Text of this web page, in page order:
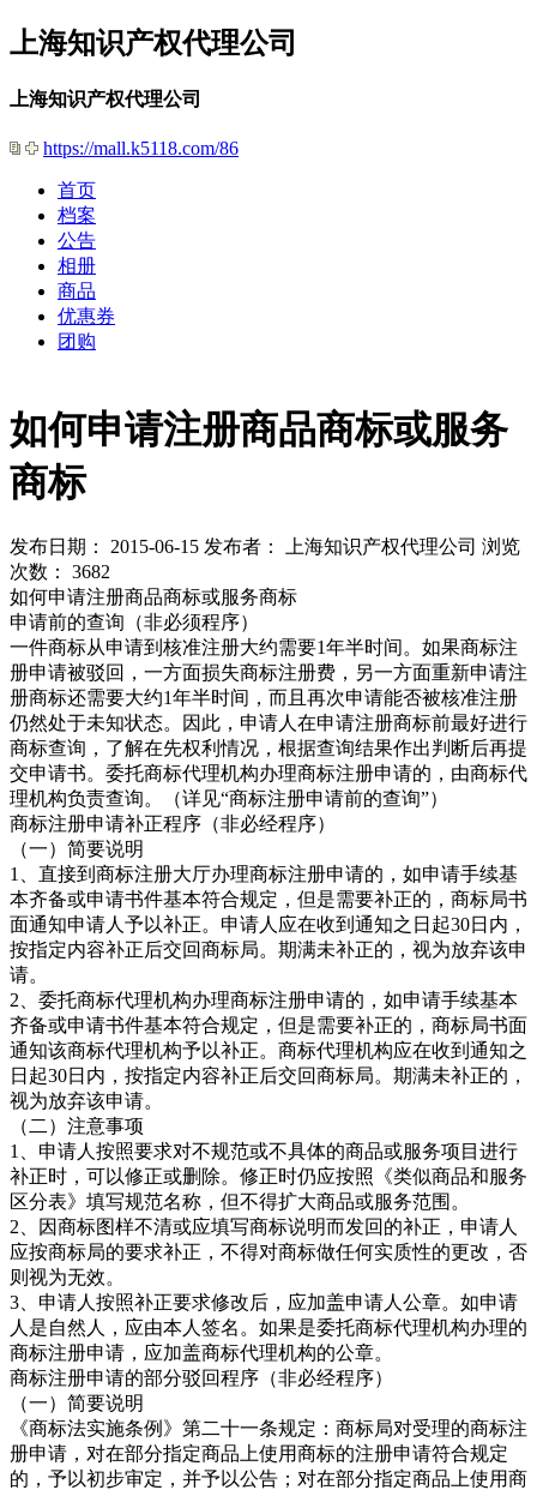
上海知识产权代理公司
上海知识产权代理公司
https://mall.k5118.com/86
首页
档案
公告
相册
商品
优惠券
团购
如何申请注册商品商标或服务
商标
发布日期： 2015-06-15 发布者： 上海知识产权代理公司 浏览
次数： 3682
如何申请注册商品商标或服务商标
申请前的查询（非必须程序）
一件商标从申请到核准注册大约需要1年半时间。如果商标注
册申请被驳回，一方面损失商标注册费，另一方面重新申请注
册商标还需要大约1年半时间，而且再次申请能否被核准注册
仍然处于未知状态。因此，申请人在申请注册商标前最好进行
商标查询，了解在先权利情况，根据查询结果作出判断后再提
交申请书。委托商标代理机构办理商标注册申请的，由商标代
理机构负责查询。（详见“商标注册申请前的查询”）
商标注册申请补正程序（非必经程序）
（一）简要说明
1、直接到商标注册大厅办理商标注册申请的，如申请手续基
本齐备或申请书件基本符合规定，但是需要补正的，商标局书
面通知申请人予以补正。申请人应在收到通知之日起30日内，
按指定内容补正后交回商标局。期满未补正的，视为放弃该申
请。
2、委托商标代理机构办理商标注册申请的，如申请手续基本
齐备或申请书件基本符合规定，但是需要补正的，商标局书面
通知该商标代理机构予以补正。商标代理机构应在收到通知之
日起30日内，按指定内容补正后交回商标局。期满未补正的，
视为放弃该申请。
（二）注意事项
1、申请人按照要求对不规范或不具体的商品或服务项目进行
补正时，可以修正或删除。修正时仍应按照《类似商品和服务
区分表》填写规范名称，但不得扩大商品或服务范围。
2、因商标图样不清或应填写商标说明而发回的补正，申请人
应按商标局的要求补正，不得对商标做任何实质性的更改，否
则视为无效。
3、申请人按照补正要求修改后，应加盖申请人公章。如申请
人是自然人，应由本人签名。如果是委托商标代理机构办理的
商标注册申请，应加盖商标代理机构的公章。
商标注册申请的部分驳回程序（非必经程序）
（一）简要说明
《商标法实施条例》第二十一条规定：商标局对受理的商标注
册申请，对在部分指定商品上使用商标的注册申请符合规定
的，予以初步审定，并予以公告；对在部分指定商品上使用商